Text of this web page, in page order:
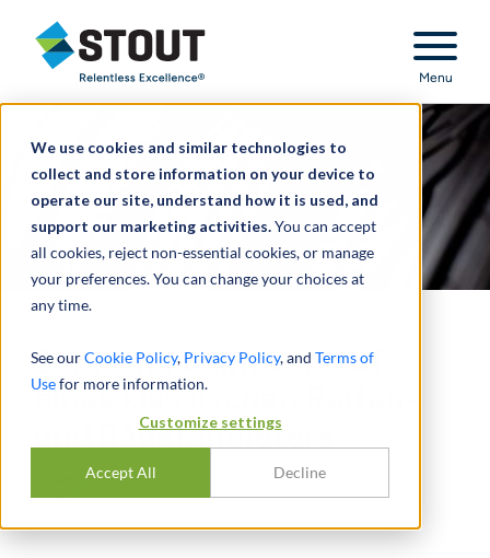
We use cookies and similar technologies to
collect and store information on your device to
operate our site, understand how it is used, and
support our marketing activities.You can accept
all cookies, reject non-essential cookies, or manage
your preferences. You can change your choices at
any time.
See ourCookie Policy, Privacy Policy, and Terms of
Usefor more information.
Customize settings
Accept All Decline
Stout Relentless Excellence
Menu
Beratung beim Verkauf
eines klassischen Reifen-
und Räderanbieters